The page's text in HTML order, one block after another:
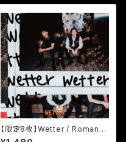
【限定8枚】Wetter / Romanc
e in a Weird World